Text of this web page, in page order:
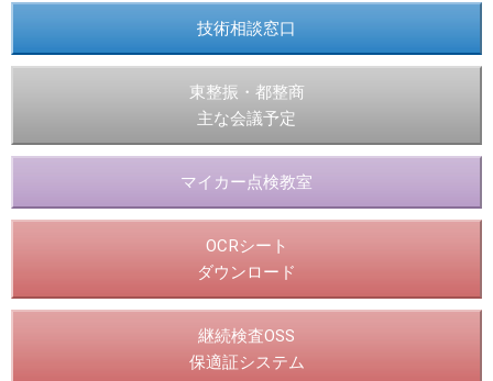
技術相談窓口
東整振・都整商
主な会議予定
マイカー点検教室
OCRシート
ダウンロード
継続検査OSS
保適証システム